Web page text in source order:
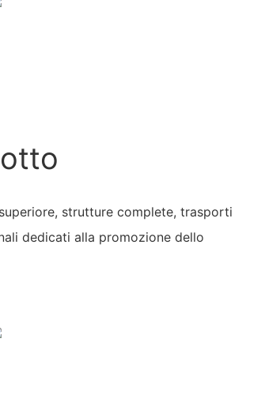
strutture complete, trasporti
dedicati alla promozione dello